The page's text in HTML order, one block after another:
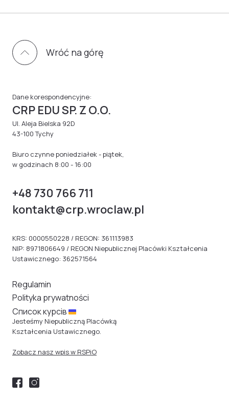
Wróć na górę
Regulamin
Polityka prywatności
Cписок курсів
Jesteśmy Niepubliczną Placówką
Kształcenia Ustawicznego.
Zobacz nasz wpis w RSPiO
Dane korespondencyjne:
CRP EDU SP. Z O.O.
Ul. Aleja Bielska 92D
43-100 Tychy
Biuro czynne poniedziałek - piątek,
w godzinach 8:00 - 16:00
+48 730 766 711
kontakt@crp.wroclaw.pl
KRS: 0000550228 / REGON: 361113983
NIP: 8971806649 / REGON Niepublicznej Placówki Kształcenia
Ustawicznego: 362571564